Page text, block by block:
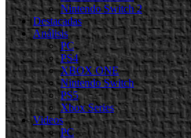
Nintendo Switch 2
Destacadas
Análisis
PC
PS4
XBOX ONE
Nintendo Switch
PS5
Xbox Series
Videos
PC